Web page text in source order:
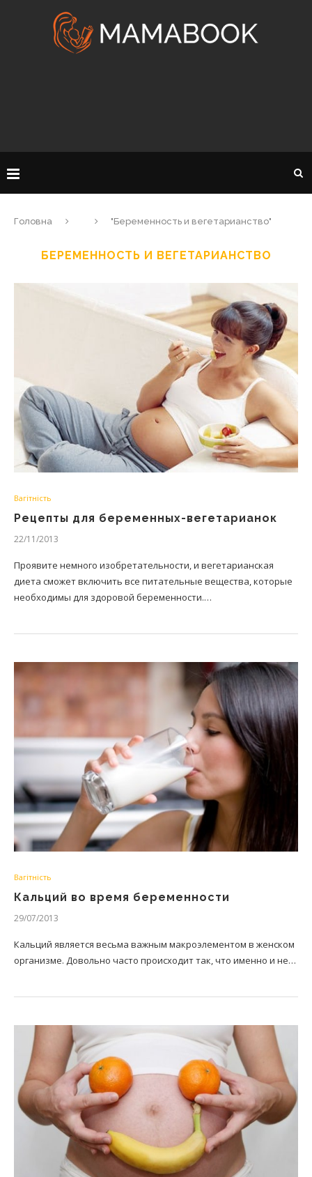
Головна "Беременность и вегетарианство"
БЕРЕМЕННОСТЬ И ВЕГЕТАРИАНСТВО
Вагітність
Рецепты для беременных-вегетарианок
22/11/2013
Проявите немного изобретательности, и вегетарианская
диета сможет включить все питательные вещества, которые
необходимы для здоровой беременности.…
Вагітність
Кальций во время беременности
29/07/2013
Кальций является весьма важным макроэлементом в женском
организме. Довольно часто происходит так, что именно и не…